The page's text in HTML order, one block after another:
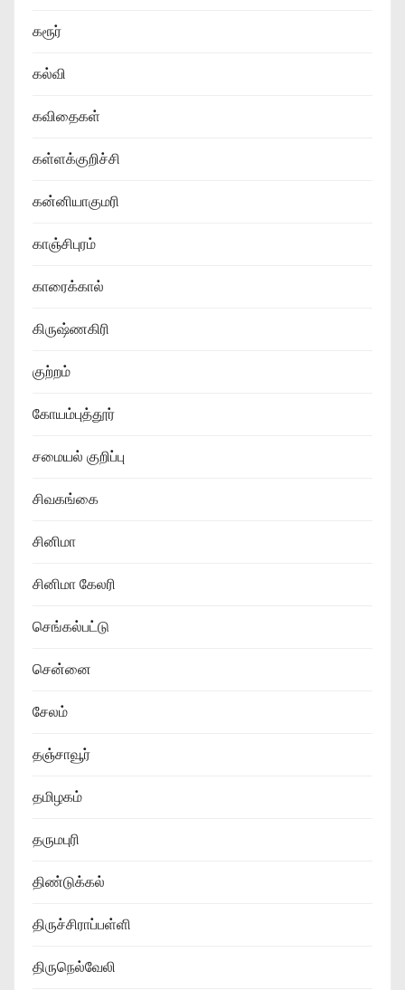
கரூர்
கல்வி
கவிதைகள்
கள்ளக்குறிச்சி
கன்னியாகுமரி
காஞ்சிபுரம்
காரைக்கால்
கிருஷ்ணகிரி
குற்றம்
கோயம்புத்தூர்
சமையல் குறிப்பு
சிவகங்கை
சினிமா
சினிமா கேலரி
செங்கல்பட்டு
சென்னை
சேலம்
தஞ்சாவூர்
தமிழகம்
தருமபுரி
திண்டுக்கல்
திருச்சிராப்பள்ளி
திருநெல்வேலி